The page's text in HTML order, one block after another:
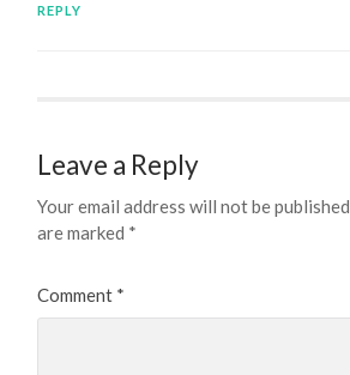
REPLY
Leave a Reply
Your email address will not be published.
are marked *
Comment *